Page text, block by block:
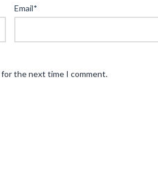
Email*
for the next time I comment.